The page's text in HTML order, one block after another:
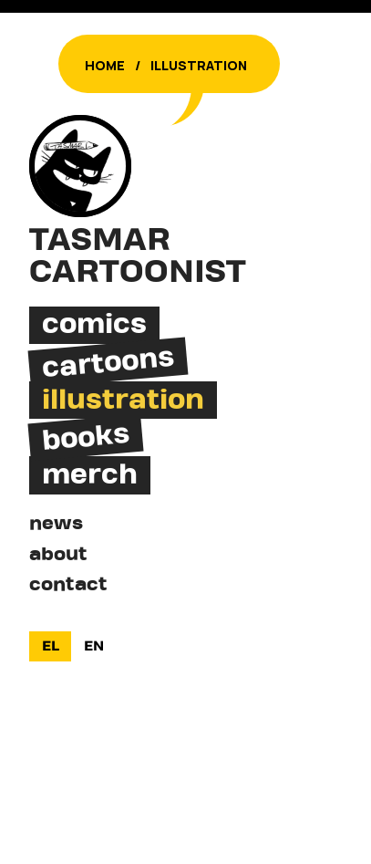
HOME / ILLUSTRATION
TASMAR
CARTOONIST
comics
cartoons
illustration
books
merch
news
about
contact
EL EN